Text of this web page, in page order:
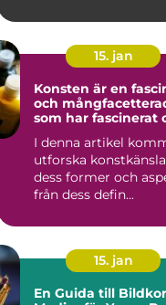
15. jan
Konsten är en
och
som har fascinerat
århundraden
I denna artikel
utforska
dess former och
från dess defin...
15. jan
En Guida till